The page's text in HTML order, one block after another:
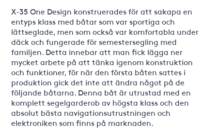
X-35 One Design konstruerades för att sakapa en
entyps klass med båtar som var sportiga och
lättseglade, men som också var komfortabla under
däck och fungerade för semestersegling med
familjen. Detta innebar att man fick lägga ner
mycket arbete på att tänka igenom konstruktion
och funktioner, för när den första båten sattes i
produktion gick det inte att ändra något på de
följande båtarna. Denna båt är utrustad med en
komplett segelgarderob av högsta klass och den
absolut bästa navigationsutrustningen och
elektroniken som finns på marknaden.